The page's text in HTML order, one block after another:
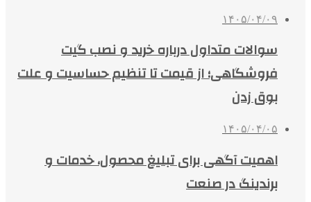
۱۴۰۵/۰۴/۰۹
سوالات متداول درباره خرید و نصب گیت
فروشگاهی؛ از قیمت تا تنظیم حساسیت و علت
بوق زدن
۱۴۰۵/۰۴/۰۵
اهمیت آگهی برای تبلیغ محصول، خدمات و
برندینگ در صنعت